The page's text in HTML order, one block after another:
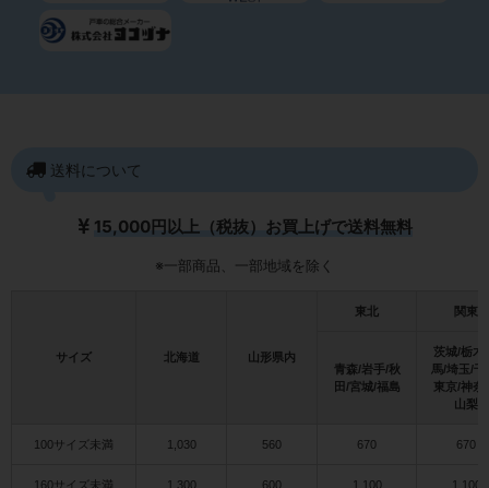
送料について
15,000円以上（税抜）お買上げで送料無料
※一部商品、一部地域を除く
サイズ 北海道 山形県内
東北 関東
青森/岩手/秋
田/宮城/福島
茨城/栃木
馬/埼玉/千
東京/神奈
山梨
100サイズ未満 1,030 560 670 670
160サイズ未満 1,300 600 1,100 1,100